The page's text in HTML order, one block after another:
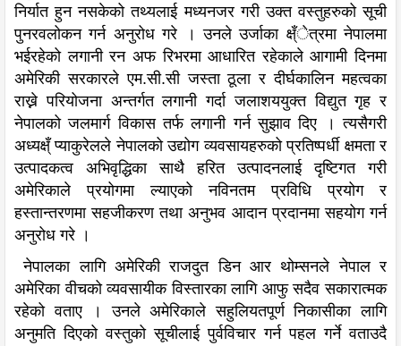
निर्यात हुन नसकेको तथ्यलाई मध्यनजर गरी उक्त वस्तुहरुको सूची
पुनरवलोकन गर्न अनुरोध गरे । उनले उर्जाका क्ष्ँेत्रमा नेपालमा
भईरहेको लगानी रन अफ रिभरमा आधारित रहेकाले आगामी दिनमा
अमेरिकी सरकारले एम.सी.सी जस्ता ठूला र दीर्घकालिन महत्वका
राख्ने परियोजना अन्तर्गत लगानी गर्दा जलाशययुक्त विद्युत गृह र
नेपालको जलमार्ग विकास तर्फ लगानी गर्न सुझाव दिए । त्यसैगरी
अध्यक्ष्ँ प्याकुरेलले नेपालको उद्योग व्यवसायहरुको प्रतिष्पर्धी क्षमता र
उत्पादकत्व अभिवृद्धिका साथै हरित उत्पादनलाई दृष्टिगत गरी
अमेरिकाले प्रयोगमा ल्याएको नविनतम प्रविधि प्रयोग र
हस्तान्तरणमा सहजीकरण तथा अनुभव आदान प्रदानमा सहयोग गर्न
अनुरोध गरे ।
नेपालका लागि अमेरिकी राजदुत डिन आर थोम्सनले नेपाल र
अमेरिका वीचको व्यवसायीक विस्तारका लागि आफु सदैव सकारात्मक
रहेको वताए । उनले अमेरिकाले सहुलियतपूर्ण निकासीका लागि
अनुमति दिएको वस्तुको सूचीलाई पुर्वविचार गर्न पहल गर्ने वताउदै